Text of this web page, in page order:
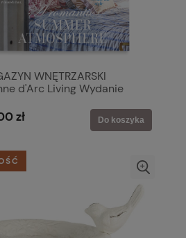
WNĘTRZARSKI
d'Arc Living Wydanie
zł Do koszyka